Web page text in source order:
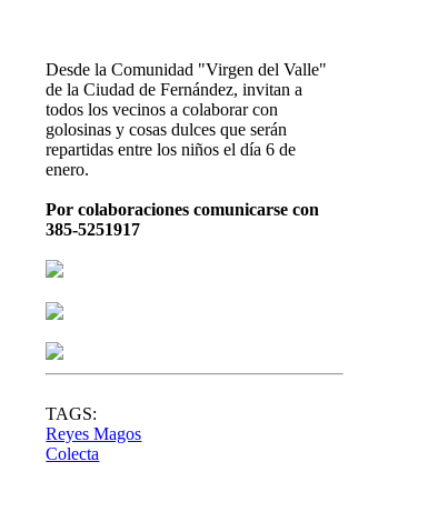
Desde la Comunidad "Virgen del Valle"
de la Ciudad de Fernández, invitan a
todos los vecinos a colaborar con
golosinas y cosas dulces que serán
repartidas entre los niños el día 6 de
enero.
Por colaboraciones comunicarse con
385-5251917
TAGS:
Reyes Magos
Colecta